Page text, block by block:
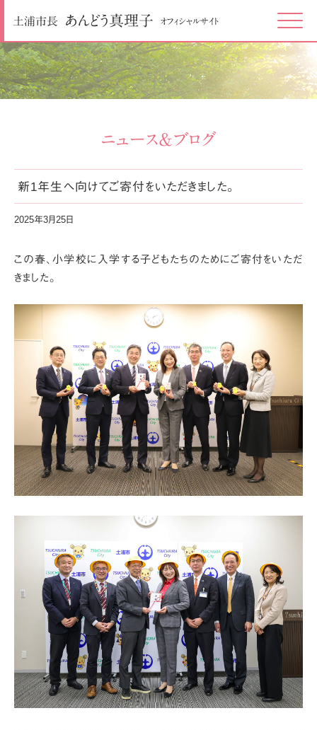
土浦市長 あんどう真理子 オフィシャルサイト Click
ニュース＆ブログ
新1年生へ向けてご寄付をいただきました。
2025年3月25日
この春、小学校に入学する子どもたちのためにご寄付をいただ
きました。